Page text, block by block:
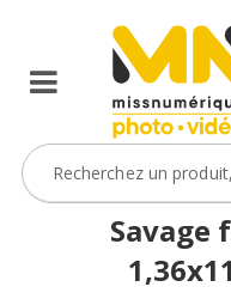
Savage